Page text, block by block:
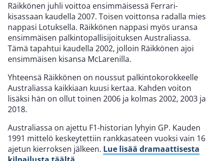
Räikkönen juhli voittoa ensimmäisessä Ferrari-
kisassaan kaudella 2007. Toisen voittonsa radalla mies
nappasi Lotuksella. Räikkönen nappasi myös uransa
ensimmäisen palkintopallisijoituksen Australiassa.
Tämä tapahtui kaudella 2002, jolloin Räikkönen ajoi
ensimmäisen kisansa McLarenilla.
Yhteensä Räikkönen on noussut palkintokorokkeelle
Australiassa kaikkiaan kuusi kertaa. Kahden voiton
lisäksi hän on ollut toinen 2006 ja kolmas 2002, 2003 ja
2018.
Australiassa on ajettu F1-historian lyhyin GP. Kauden
1991 mittelö keskeytettiin rankkasateen vuoksi vain 16
ajetun kierroksen jälkeen. Lue lisää dramaattisesta